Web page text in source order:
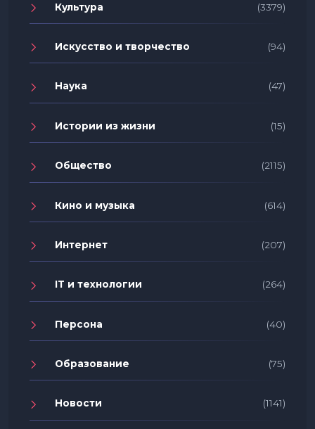
Культура (3379)
Искусство и творчество (94)
Наука (47)
Истории из жизни (15)
Общество (2115)
Кино и музыка (614)
Интернет (207)
IT и технологии (264)
Персона (40)
Образование (75)
Новости (1141)